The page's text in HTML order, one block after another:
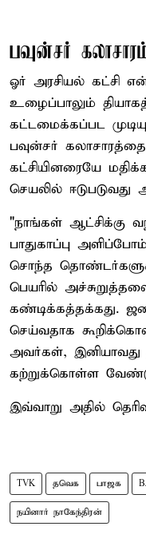
பவுன்சர்
ஓர் அரசியல் கட்சி
உழைப்பாலும்
கட்டமைக்கப்பட
பவுன்சர்
கட்சியினரையே
செயலில் ஈடுபடுவது
"நாங்கள் ஆட்சிக்கு
பாதுகாப்பு
சொந்த
பெயரில்
கண்டிக்கத்தக்கது.
செய்வதாக
அவர்கள், இனியாவது
கற்றுக்கொள்ள
இவ்வாறு அதில்
TVK தவெக பாஜக
நயினார் நாகேந்திரன்